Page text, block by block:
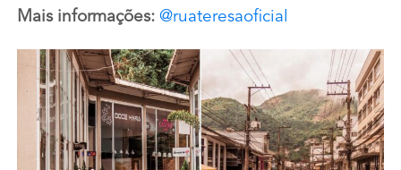
Mais informações: @ruateresaoficial